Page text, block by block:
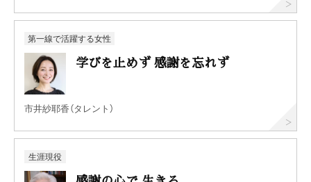
第一線で活躍する女性
学びを止めず 感謝を忘れず
市井紗耶香（タレント）
生涯現役